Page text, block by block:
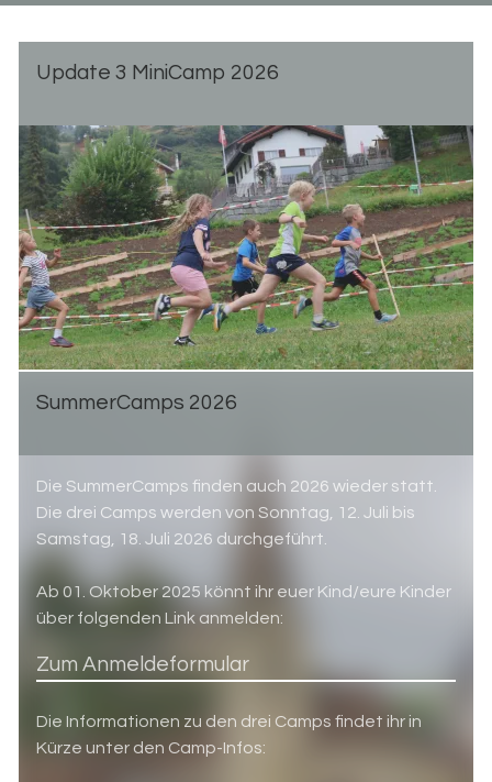
Up­date 3 Mi­ni­Camp 2026
Sum­mer­Camps 2026
Die SummerCamps finden auch 2026 wieder statt.
Die drei Camps werden von Sonntag, 12. Juli bis
Samstag, 18. Juli 2026 durchgeführt.
Ab 01. Oktober 2025 könnt ihr euer Kind/eure Kinder
über folgenden Link anmelden:
Zum Anmeldeformular
Die Informationen zu den drei Camps findet ihr in
Kürze unter den Camp-Infos: